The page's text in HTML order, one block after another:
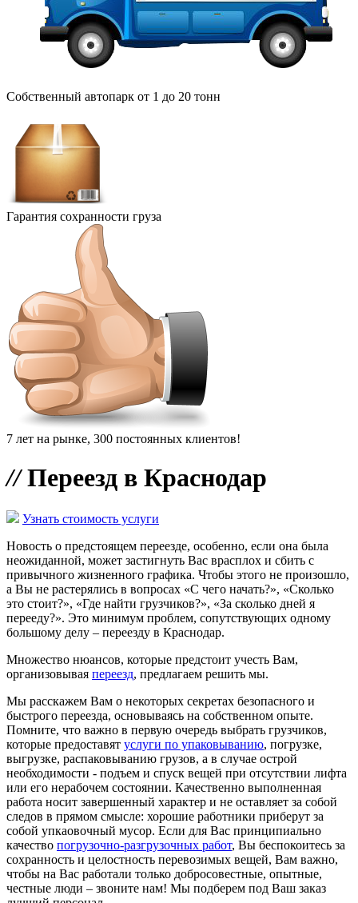
Собственный автопарк от 1 до 20 тонн
Гарантия сохранности груза
7 лет на рынке, 300 постоянных клиентов!
//Переезд в Краснодар
Узнать стоимость услуги
Новость о предстоящем переезде, особенно, если она была
неожиданной, может застигнуть Вас врасплох и сбить с
привычного жизненного графика. Чтобы этого не произошло,
а Вы не растерялись в вопросах «С чего начать?», «Сколько
это стоит?», «Где найти грузчиков?», «За сколько дней я
перееду?». Это минимум проблем, сопутствующих одному
большому делу – переезду в Краснодар.
Множество нюансов, которые предстоит учесть Вам,
организовывая переезд, предлагаем решить мы.
Мы расскажем Вам о некоторых секретах безопасного и
быстрого переезда, основываясь на собственном опыте.
Помните, что важно в первую очередь выбрать грузчиков,
которые предоставят услуги по упаковыванию, погрузке,
выгрузке, распаковыванию грузов, а в случае острой
необходимости - подъем и спуск вещей при отсутствии лифта
или его нерабочем состоянии. Качественно выполненная
работа носит завершенный характер и не оставляет за собой
следов в прямом смысле: хорошие работники приберут за
собой упкаовочный мусор. Если для Вас принципиально
качество погрузочно-разгрузочных работ, Вы беспокоитесь за
сохранность и целостность перевозимых вещей, Вам важно,
чтобы на Вас работали только добросовестные, опытные,
честные люди – звоните нам! Мы подберем под Ваш заказ